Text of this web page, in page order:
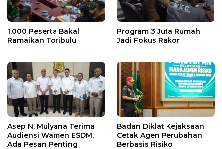
1.000 Peserta Bakal
Ramaikan Toribulu
Program 3 Juta Rumah
Jadi Fokus Rakor
Asep N. Mulyana Terima
Audiensi Wamen ESDM,
Ada Pesan Penting
Badan Diklat Kejaksaan
Cetak Agen Perubahan
Berbasis Risiko